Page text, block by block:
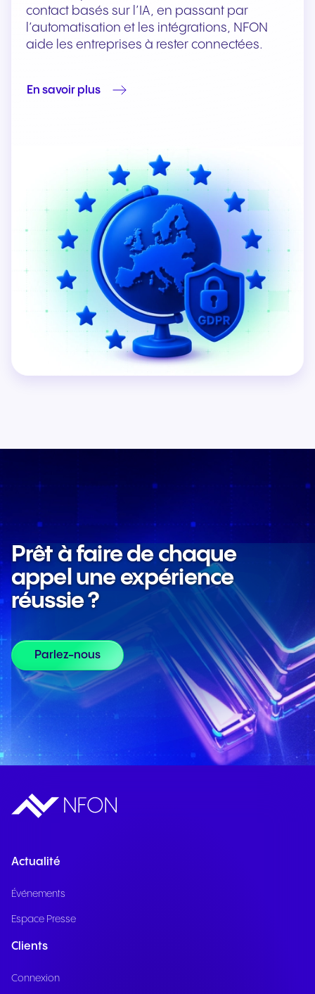
contact basés sur l’IA, en passant par
l’automatisation et les intégrations, NFON
aide les entreprises à rester connectées.
En savoir plus
Prêt à faire de chaque
appel une expérience
réussie ?
Parlez-nous
Actualité
Événements
Espace Presse
Clients
Connexion